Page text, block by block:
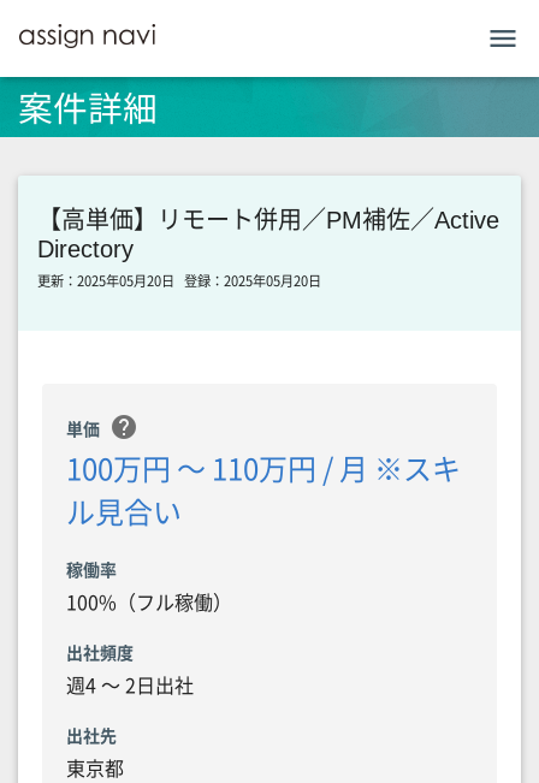
menu
案件詳細
【高単価】リモート併用／PM補佐／Active
Directory
更新：2025年05月20日 登録：2025年05月20日
単価 help
100万円 〜 110万円 / 月 ※スキ
ル見合い
稼働率
100%（フル稼働）
出社頻度
週4 〜 2日出社
出社先
東京都